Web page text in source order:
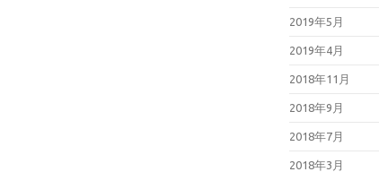
2019年5月
2019年4月
2018年11月
2018年9月
2018年7月
2018年3月